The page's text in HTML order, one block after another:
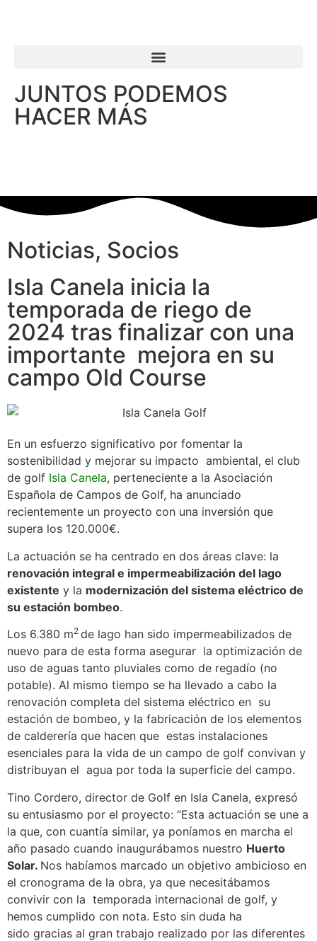
JUNTOS PODEMOS
HACER MÁS
Noticias, Socios
Isla Canela inicia la
temporada de riego de
2024 tras finalizar con una
importante mejora en su
campo Old Course
En un esfuerzo significativo por fomentar la
sostenibilidad y mejorar su impacto ambiental, el club
de golf Isla Canela, perteneciente a la Asociación
Española de Campos de Golf, ha anunciado
recientemente un proyecto con una inversión que
supera los 120.000€.
La actuación se ha centrado en dos áreas clave: la
renovación integral e impermeabilización del lago
existente y la modernización del sistema eléctrico de
su estación bombeo.
Los 6.380 m2 de lago han sido impermeabilizados de
nuevo para de esta forma asegurar la optimización de
uso de aguas tanto pluviales como de regadío (no
potable). Al mismo tiempo se ha llevado a cabo la
renovación completa del sistema eléctrico en su
estación de bombeo, y la fabricación de los elementos
de calderería que hacen que estas instalaciones
esenciales para la vida de un campo de golf convivan y
distribuyan el agua por toda la superficie del campo.
Tino Cordero, director de Golf en Isla Canela, expresó
su entusiasmo por el proyecto: “Esta actuación se une a
la que, con cuantía similar, ya poníamos en marcha el
año pasado cuando inaugurábamos nuestro Huerto
Solar. Nos habíamos marcado un objetivo ambicioso en
el cronograma de la obra, ya que necesitábamos
convivir con la temporada internacional de golf, y
hemos cumplido con nota. Esto sin duda ha
sido gracias al gran trabajo realizado por las diferentes